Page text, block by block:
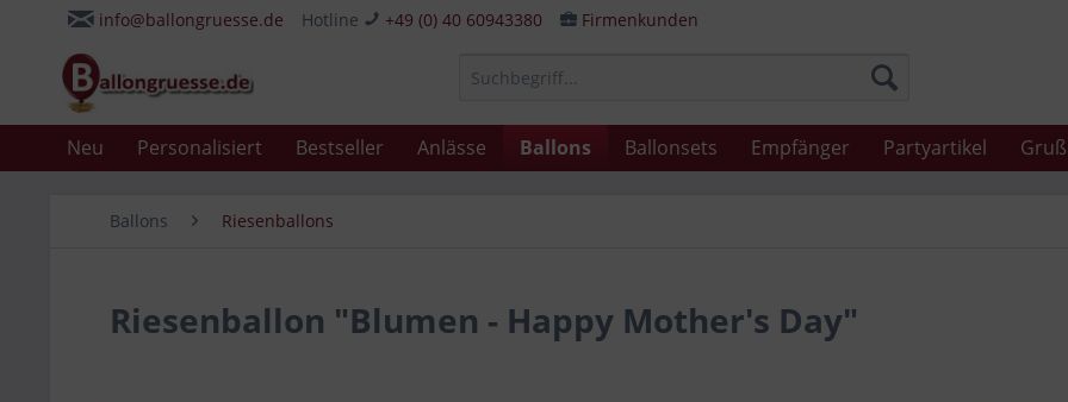
info@ballongruesse.de Hotline +49 (0) 40 60943380 Firmenkunden
Neu Personalisiert Bestseller Anlässe Ballons Ballonsets Empfänger Partyartikel
Ballons Riesenballons
Riesenballon "Blumen - Happy Mother's Day"